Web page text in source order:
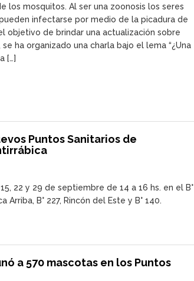
los mosquitos. Al ser una zoonosis los seres
infectarse por medio de la picadura de
objetivo de brindar una actualización sobre
ha organizado una charla bajo el lema “¿Una
[…]
Puntos Sanitarios de
22 y 29 de septiembre de 14 a 16 hs. en el B°
Arriba, B° 227, Rincón del Este y B° 140.
a 570 mascotas en los Puntos